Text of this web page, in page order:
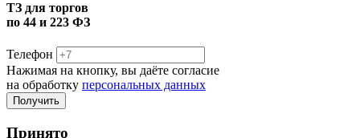
ТЗ для торгов
по 44 и 223 ФЗ
Телефон
Нажимая на кнопку, вы даёте согласие
на обработку персональных данных
Принято